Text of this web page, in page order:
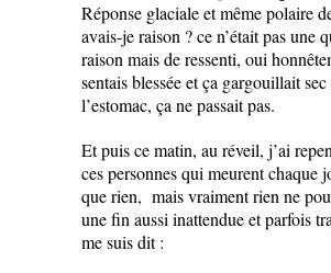
Réponse glaciale et même polaire
avais-je raison ? ce n’était pas une
raison mais de ressenti, oui
sentais blessée et ça gargouillait
l’estomac, ça ne passait pas.
Et puis ce matin, au réveil, j’ai
ces personnes qui meurent chaque
que rien, mais vraiment rien ne
une fin aussi inattendue et parfois
me suis dit :